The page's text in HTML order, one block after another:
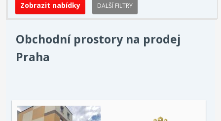
DALŠÍ FILTRY
Obchodní prostory na prodej
Praha